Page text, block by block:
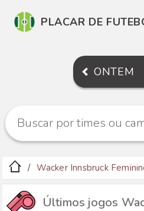
PLACAR DE
ONTEM
Wacker Innsbruck
Últimos jogos